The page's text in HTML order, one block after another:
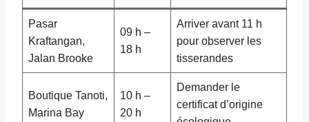
Pasar
Kraftangan,
Jalan Brooke
09 h –
18 h
Arriver avant 11 h
pour observer les
tisserandes
Boutique Tanoti,
Marina Bay
10 h –
20 h
Demander le
certificat d’origine